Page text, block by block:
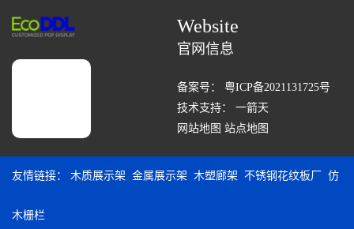
Website
官网信息
备案号： 粤ICP备2021131725号
技术支持： 一箭天
网站地图 站点地图
友情链接： 木质展示架 金属展示架 木塑廊架 不锈钢花纹板厂 仿
木栅栏